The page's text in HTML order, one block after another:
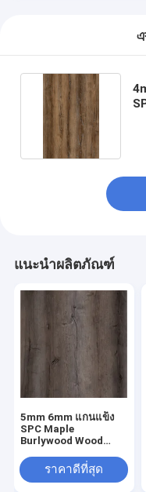
แนะนำผลิตภัณฑ์
5mm 6mm แกนแข็ง
SPC Maple
Burlywood Wood
W40008ราคาดีที่สุด